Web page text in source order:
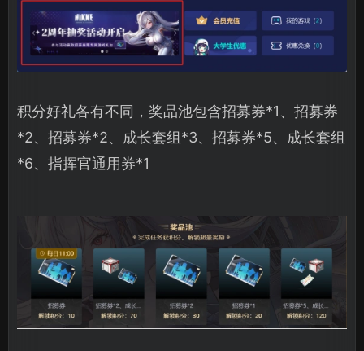
积分好礼各有不同，奖品池包含招募券*1、招募券
*2、招募券*2、成长套组*3、招募券*5、成长套组
*6、指挥官通用券*1